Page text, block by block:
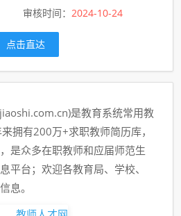
审核时间：2024-10-24
点击直达
是教育系统常用教
拥有200万+求职教师简历库，
是众多在职教师和应届师范生
平台；欢迎各教育局、学校、
息。